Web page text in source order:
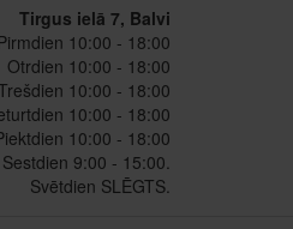
Tirgus ielā 7, Balvi
10:00 - 18:00
Otrdien 10:00 - 18:00
10:00 - 18:00
10:00 - 18:00
10:00 - 18:00
Sestdien 9:00 - 15:00.
Svētdien SLĒGTS.